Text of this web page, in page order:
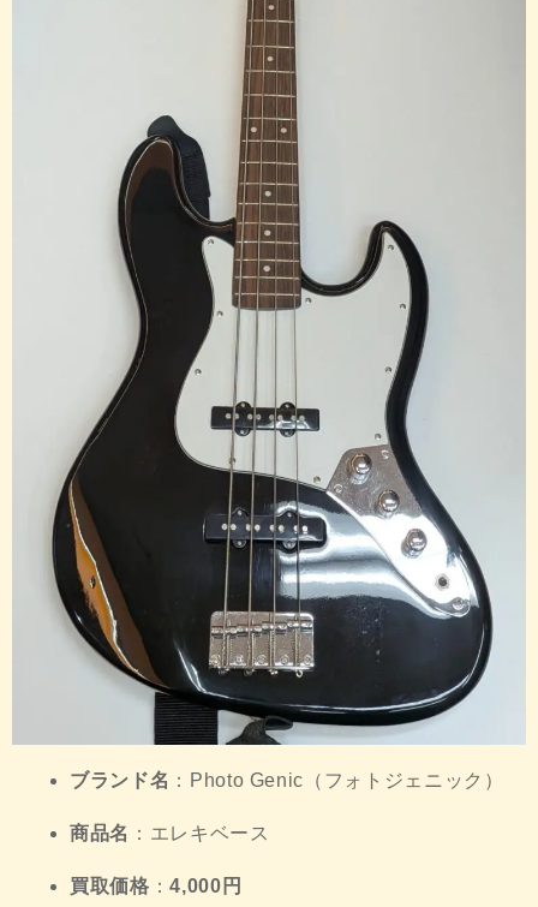
ブランド名 ：Photo Genic（フォトジェニック）
商品名 ：エレキベース
買取価格 ：4,000円